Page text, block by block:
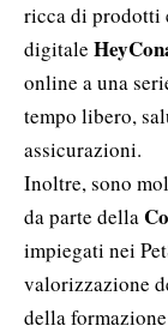
ricca di prodotti
digitale
online a una
tempo libero,
assicurazioni.
Inoltre, sono
da parte della
impiegati nei
valorizzazione
della